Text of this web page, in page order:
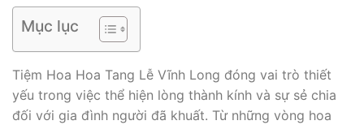
Mục lục
Tiệm Hoa Hoa Tang Lễ Vĩnh Long đóng vai trò thiết
yếu trong việc thể hiện lòng thành kính và sự sẻ chia
đối với gia đình người đã khuất. Từ những vòng hoa